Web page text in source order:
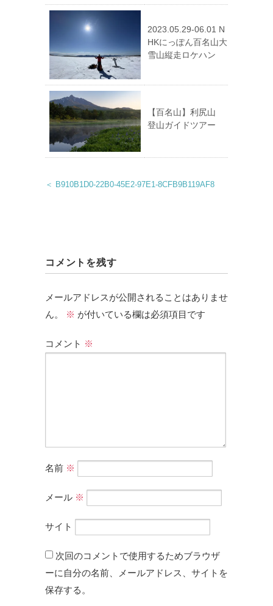
2023.05.29-06.01 N
HKにっぽん百名山大
雪山縦走ロケハン
【百名山】利尻山
登山ガイドツアー
＜ B910B1D0-22B0-45E2-97E1-8CFB9B119AF8
コメントを残す
メールアドレスが公開されることはありませ
ん。
※ が付いている欄は必須項目です
コメント ※
名前 ※
メール ※
サイト
次回のコメントで使用するためブラウザ
ーに自分の名前、メールアドレス、サイトを
保存する。